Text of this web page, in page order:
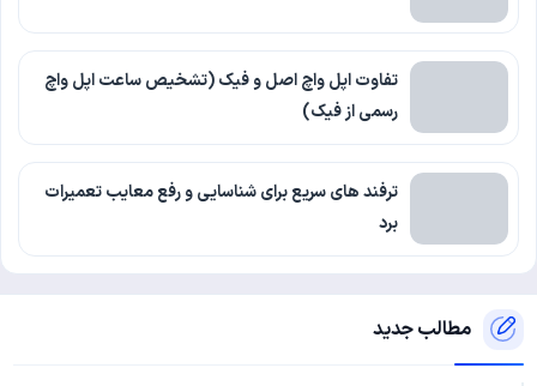
تفاوت اپل واچ اصل و فیک (تشخیص ساعت اپل واچ
رسمی از فیک)
ترفند های سریع برای شناسایی و رفع معایب تعمیرات
برد
مطالب جدید